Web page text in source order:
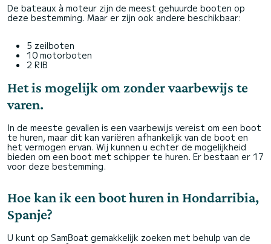
De bateaux à moteur zijn de meest gehuurde booten op
deze bestemming. Maar er zijn ook andere beschikbaar:
5 zeilboten
10 motorboten
2 RIB
Het is mogelijk om zonder vaarbewijs te
varen.
In de meeste gevallen is een vaarbewijs vereist om een boot
te huren, maar dit kan variëren afhankelijk van de boot en
het vermogen ervan. Wij kunnen u echter de mogelijkheid
bieden om een boot met schipper te huren. Er bestaan er 17
voor deze bestemming.
Hoe kan ik een boot huren in Hondarribia,
Spanje?
U kunt op SamBoat gemakkelijk zoeken met behulp van de